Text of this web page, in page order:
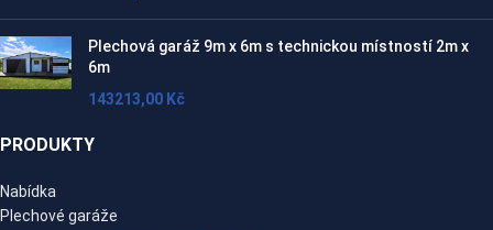
Plechová garáž 9m x 6m s technickou místností 2m x
6m
143213,00 Kč
PRODUKTY
Nabídka
Plechové garáže